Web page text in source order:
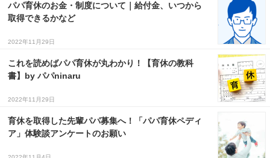
パパ育休のお金・制度について｜給付金、いつから
取得できるかなど
2022年11月29日
これを読めばパパ育休が丸わかり！【育休の教科
書】by パパninaru
2022年11月29日
育休を取得した先輩パパ募集へ！「パパ育休ペディ
ア」体験談アンケートのお願い